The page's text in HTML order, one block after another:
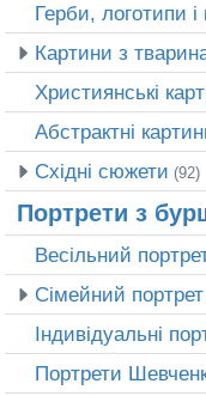
Герби, логотипи і
Картини з
Християнські
Абстрактні
Східні сюжети (92)
Портрети з
Весільний
Сімейний портрет
Індивідуальні
Портрети